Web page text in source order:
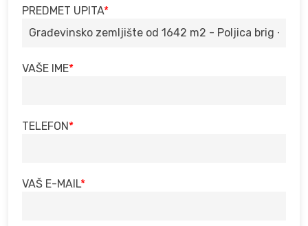
PREDMET UPITA
VAŠE IME
TELEFON
VAŠ E-MAIL